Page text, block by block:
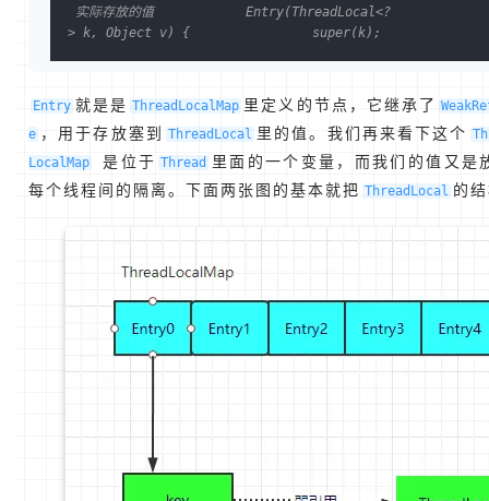
实际存放的值            Entry(ThreadLocal<?
> k, Object v) {                super(k);
Entry 就是是 ThreadLocalMap 里定义的节点，它继承了
e ，用于存放塞到 ThreadLocal 里的值。我们再来看下这个
LocalMap
是位于 Thread 里面的一个变量，而我们的值又是
每个线程间的隔离。下面两张图的基本就把 ThreadLocal 的